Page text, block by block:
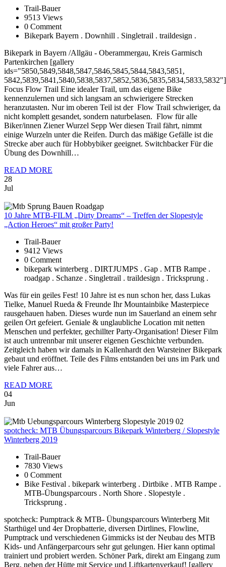
Trail-Bauer
9513 Views
0 Comment
Bikepark Bayern . Downhill . Singletrail . traildesign .
Bikepark in Bayern /Allgäu - Oberammergau, Kreis Garmisch
Partenkirchen [gallery
ids="5850,5849,5848,5847,5846,5845,5844,5843,5851,
5842,5839,5841,5840,5838,5837,5852,5836,5835,5834,5833,5832"]
Focus Flow Trail Eine idealer Trail, um das eigene Bike
kennenzulernen und sich langsam an schwierigere Strecken
heranzutasten. Nur im oberen Teil ist der Flow Trail schwieriger, da
nicht komplett gesandet, sondern naturbelasen. Flow für alle
Biker/innen Ziener Wurzel Sepp Wer diesen Trail fährt, nimmt
einige Wurzeln unter die Reifen. Durch das mäßige Gefälle ist die
Strecke aber auch für Hobbybiker geeignet. Switchbacker Für die
Übung des Downhill…
READ MORE
28
Jul
10 Jahre MTB-FILM „Dirty Dreams“ – Treffen der Slopestyle
„Action Heroes“ mit großer Party!
Trail-Bauer
9412 Views
0 Comment
bikepark winterberg . DIRTJUMPS . Gap . MTB Rampe .
roadgap . Schanze . Singletrail . traildesign . Tricksprung .
Was für ein geiles Fest! 10 Jahre ist es nun schon her, dass Lukas
Tielke, Manuel Rueda & Freunde Ihr Mountainbike Masterpiece
rausgehauen haben. Dieses wurde nun im Sauerland an einem sehr
geilen Ort gefeiert. Geniale & unglaubliche Location mit netten
Menschen und perfekter, gechillter Party-Organisation! Dieser Film
ist auch untrennbar mit unserer eigenen Geschichte verbunden.
Zeitgleich haben wir damals in Kallenhardt den Warsteiner Bikepark
gebaut und eröffnet. Teile des Films entstanden bei uns im Park und
viele Fahrer aus…
READ MORE
04
Jun
spotcheck: MTB Übungsparcours Bikepark Winterberg / Slopestyle
Winterberg 2019
Trail-Bauer
7830 Views
0 Comment
Bike Festival . bikepark winterberg . Dirtbike . MTB Rampe .
MTB-Übungsparcours . North Shore . Slopestyle .
Tricksprung .
spotcheck: Pumptrack & MTB- Übungsparcours Winterberg Mit
Starthügel und 4er Dropbatterie, diversen Dirtlines, Flowline,
Pumptrack und verschiedenen Gimmicks ist der Neubau des MTB
Kids- und Anfängerparcours sehr gut gelungen. Hier kann optimal
trainiert und probiert werden. Schöner Park, direkt am Eingang zum
Berg, neben der Hütte mit Service und Liftkartenverkauf! [gallery